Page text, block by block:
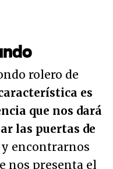
rolero de
es
que nos dará
las puertas de
encontrarnos
nos presenta el